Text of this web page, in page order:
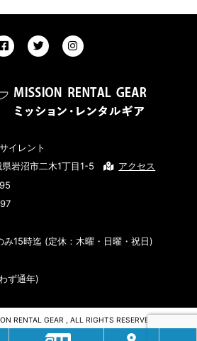
イレント
岩沼市二木1丁目1-5
アクセス
み15時迄 (定休：木曜・日曜・祝日)
ず通年)
RENTAL GEAR , ALL RIGHTS RESERVED.